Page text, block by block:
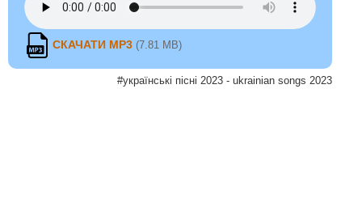
СКАЧАТИ MP3 (7.81 MB)
#українські пісні 2023 - ukrainian songs 2023